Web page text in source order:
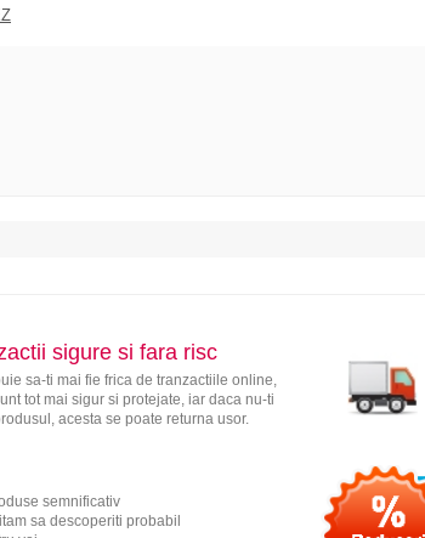
sigure si fara risc
sa-ti mai fie frica de tranzactiile online,
tot mai sigur si protejate, iar daca nu-ti
acesta se poate returna usor.
semnificativ
sa descoperiti probabil